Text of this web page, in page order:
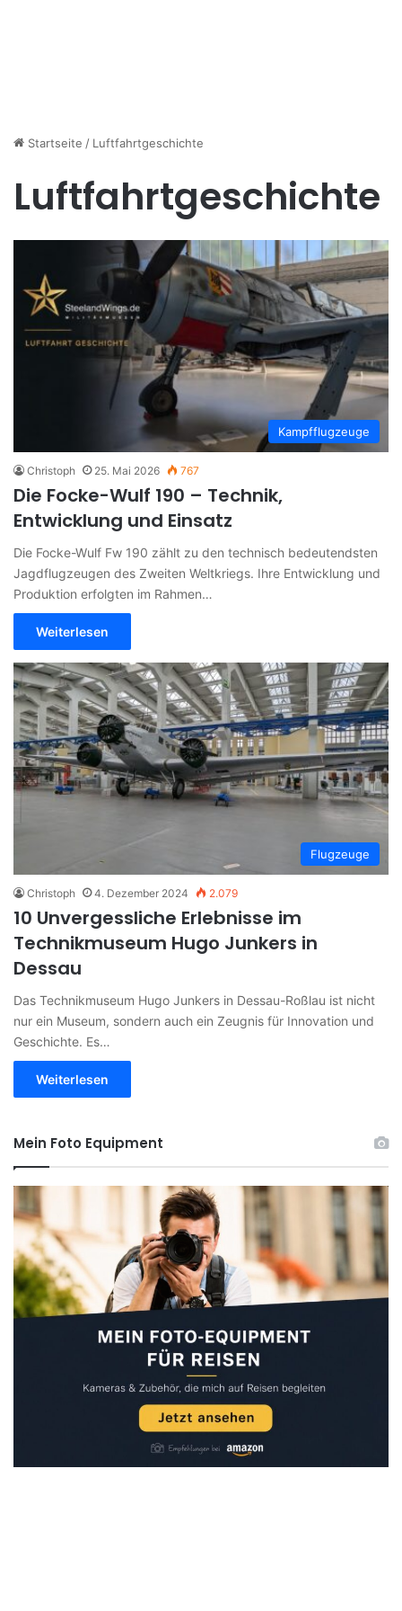
Startseite / Luftfahrtgeschichte
Luftfahrtgeschichte
Kampfflugzeuge
Christoph 25. Mai 2026 767
Die Focke-Wulf 190 – Technik,
Entwicklung und Einsatz
Die Focke-Wulf Fw 190 zählt zu den technisch bedeutendsten
Jagdflugzeugen des Zweiten Weltkriegs. Ihre Entwicklung und
Produktion erfolgten im Rahmen…
Weiterlesen
Flugzeuge
Christoph 4. Dezember 2024 2.079
10 Unvergessliche Erlebnisse im
Technikmuseum Hugo Junkers in
Dessau
Das Technikmuseum Hugo Junkers in Dessau-Roßlau ist nicht
nur ein Museum, sondern auch ein Zeugnis für Innovation und
Geschichte. Es…
Weiterlesen
Mein Foto Equipment